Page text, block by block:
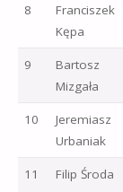
8
Franciszek
Kępa
9
Bartosz
Mizgała
10
Jeremiasz
Urbaniak
11 Filip Środa